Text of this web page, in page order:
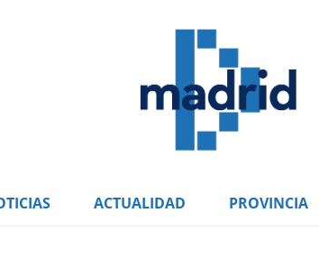
ACTUALIDAD PROVINCIA